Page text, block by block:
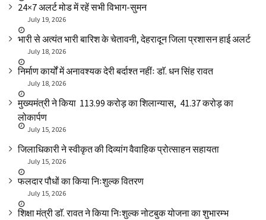
24×7 अलर्ट मोड में रहें सभी विभाग-सुमन
July 19, 2026
भारी से अत्यंत भारी बारिश के चेतावनी, देहरादून जिला प्रशासन हाई अलर्ट
July 18, 2026
निर्माण कार्यों में अनावश्यक देरी बर्दाश्त नहींः डाॅ. धन सिंह रावत
July 18, 2026
मुख्यमंत्री ने किया ₹ 113.99 करोड़ का शिलान्यास, ₹ 41.37 करोड़ का
लोकार्पण
July 15, 2026
जिलाधिकारी ने स्वीकृत की दिव्यांग वैवाहिक प्रोत्साहन सहायता
July 15, 2026
फलदार पौधों का किया निःशुल्क वितरण
July 15, 2026
शिक्षा मंत्री डाॅ. रावत ने किया निःशुल्क नोटबुक योजना का शुभारम्भ